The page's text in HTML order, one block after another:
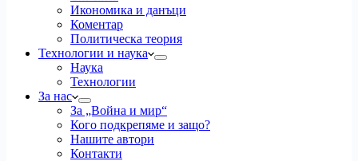
Икономика и данъци
Коментар
Политическа теория
Технологии и наука
Наука
Технологии
За нас
За „Война и мир“
Кого подкрепяме и защо?
Нашите автори
Контакти